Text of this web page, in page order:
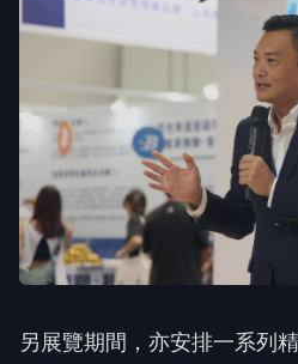
另展覽期間，亦安排一系列